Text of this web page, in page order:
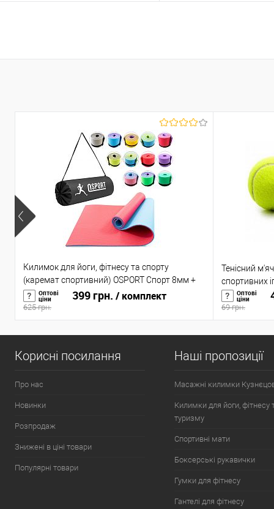
Килимок для йоги, фітнесу та спорту
(каремат спортивний) OSPORT Спорт 8мм +
чохол (n-0008)
Оптові
ціни 399 грн. / комплект
625 грн.
Тенісний
спортивних
Оптові
ціни
69 грн.
Корисні посилання
Про нас
Новинки
Розпродаж
Знижені в ціні товари
Популярні товари
Наші пропозиції
Масажні килимки
Килимки для йоги, фітнесу
туризму
Спортивні мати
Боксерські рукавички
Гумки для фітнесу
Гантелі для фітнесу